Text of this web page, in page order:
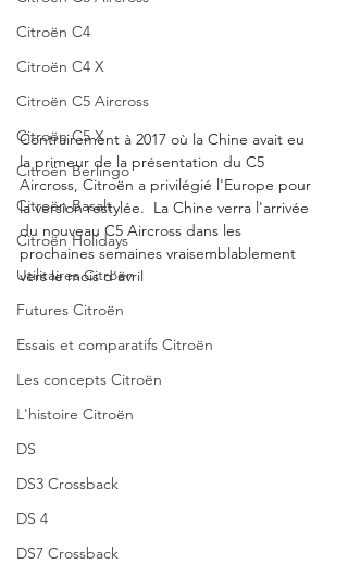
Citroën C4
Citroën C4 X
Citroën C5 Aircross
Citroën C5 X
Citroën Berlingo
Citroën Basalt
Citroën Holidays
Utilitaires Citroën
Futures Citroën
Essais et comparatifs Citroën
Les concepts Citroën
L'histoire Citroën
DS
DS3 Crossback
DS 4
DS7 Crossback
Contrairement à 2017 où la Chine avait eu
la primeur de la présentation du C5
Aircross, Citroën a privilégié l'Europe pour
la version restylée.  La Chine verra l'arrivée
du nouveau C5 Aircross dans les
prochaines semaines vraisemblablement
vers le mois d'avril